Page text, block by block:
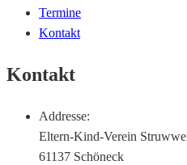
Termine
Kontakt
Kontakt
Addresse:
Eltern-Kind-Verein
61137 Schöneck